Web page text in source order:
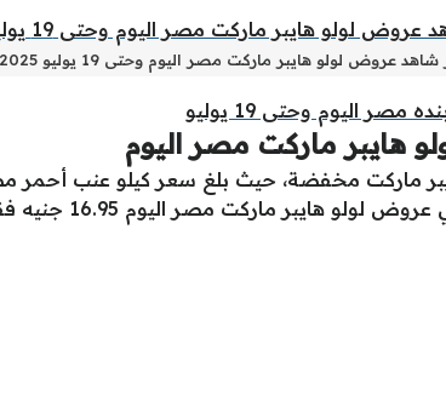
عروض لولو هايبر ماركت مصر اليوم وحتى 19 يوليو 2025
هايبر ماركت مصر اليوم